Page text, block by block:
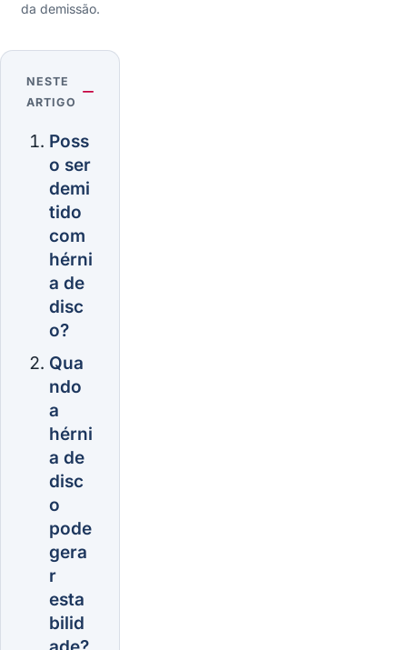
Assistir
da demissão.
NESTE
ARTIGO
Poss
o ser
demi
tido
com
hérni
a de
disc
o?
Qua
ndo
a
hérni
a de
disc
o
pode
gera
r
esta
bilid